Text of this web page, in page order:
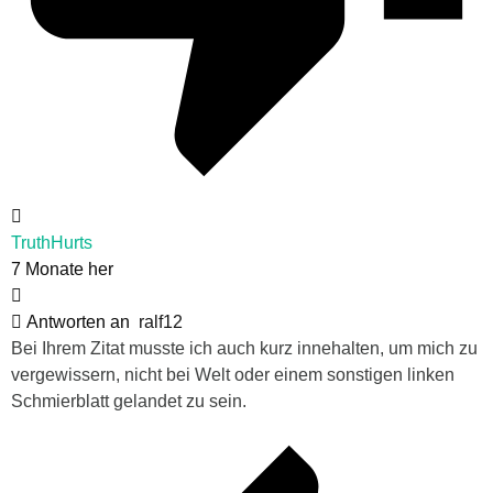
TruthHurts
7 Monate her
Antworten an ralf12
Bei Ihrem Zitat musste ich auch kurz innehalten, um mich zu
vergewissern, nicht bei Welt oder einem sonstigen linken
Schmierblatt gelandet zu sein.